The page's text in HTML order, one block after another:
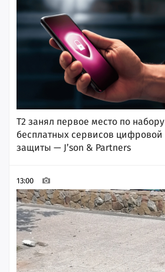
Т2 занял первое место по набору
бесплатных сервисов цифровой
защиты — J’son & Partners
13:00